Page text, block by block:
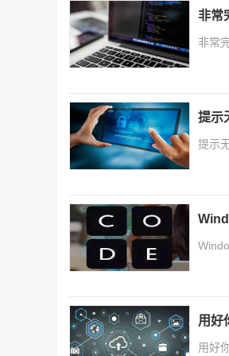
非常
非常
提示
提示
用好
用好